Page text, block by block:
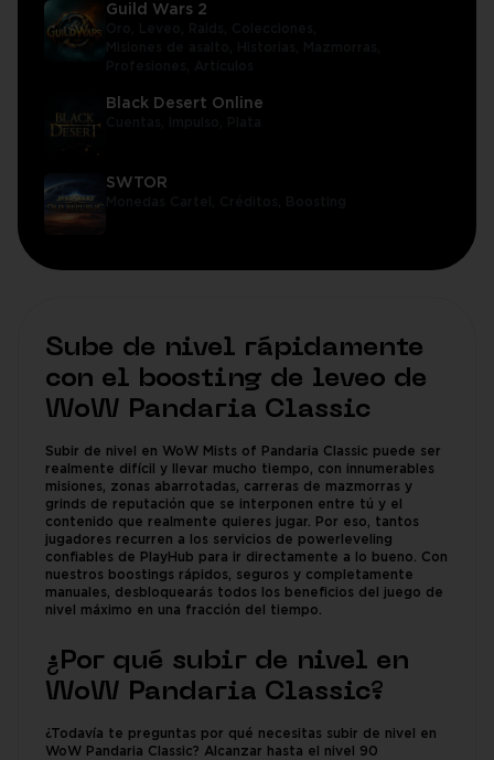
Guild Wars 2
Black Desert Online
SWTOR
Sube de nivel rápidamente
con el boosting de leveo de
WoW Pandaria Classic
Subir de nivel en WoW Mists of Pandaria Classic puede ser
realmente difícil y llevar mucho tiempo, con innumerables
misiones, zonas abarrotadas, carreras de mazmorras y
grinds de reputación que se interponen entre tú y el
contenido que realmente quieres jugar. Por eso, tantos
jugadores recurren a los servicios de powerleveling
confiables de PlayHub para ir directamente a lo bueno. Con
nuestros boostings rápidos, seguros y completamente
manuales, desbloquearás todos los beneficios del juego de
nivel máximo en una fracción del tiempo.
¿Por qué subir de nivel en
WoW Pandaria Classic?
¿Todavía te preguntas por qué necesitas subir de nivel en
WoW Pandaria Classic? Alcanzar hasta el nivel 90